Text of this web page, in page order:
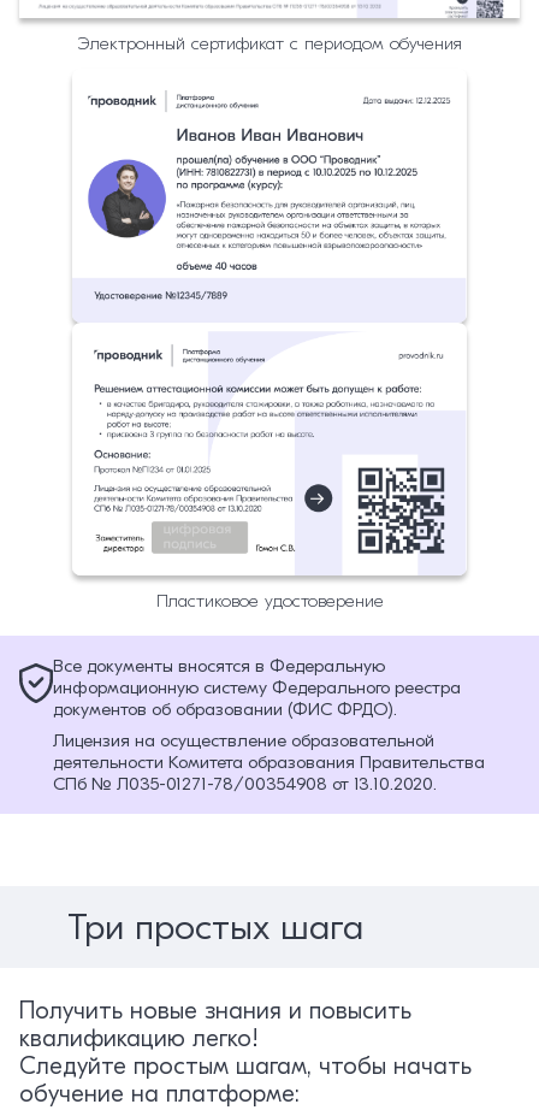
Электронный сертификат с периодом обучения
Пластиковое удостоверение
Все документы вносятся в Федеральную
информационную систему Федерального реестра
документов об образовании (ФИС ФРДО).
Лицензия на осуществление образовательной
деятельности Комитета образования Правительства
СПб № Л035-01271-78/00354908 от 13.10.2020.
Три простых шага
Получить новые знания и повысить
квалификацию легко!
Следуйте простым шагам, чтобы начать
обучение на платформе: